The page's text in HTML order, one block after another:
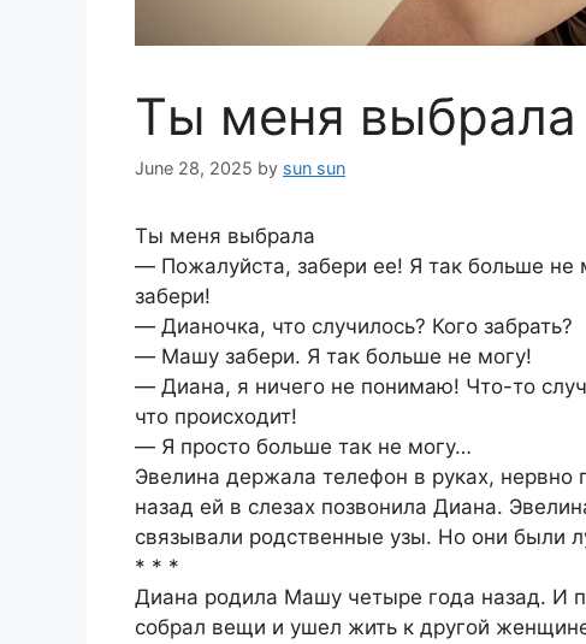
Ты меня выбрала
June 28, 2025 by sun sun
Ты меня выбрала
― Пожалуйста, забери ее! Я так больше
забери!
― Дианочка, что случилось? Кого забрать?
― Машу забери. Я так больше не могу!
― Диана, я ничего не понимаю! Что-то
что происходит!
― Я просто больше так не могу…
Эвелина держала телефон в руках,
назад ей в слезах позвонила Диана.
связывали родственные узы. Но они были
* * *
Диана родила Машу четыре года назад. И
собрал вещи и ушел жить к другой